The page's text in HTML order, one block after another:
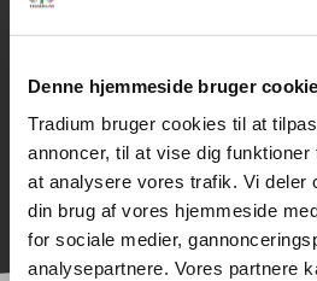
Denne hjemmeside bruger
Tradium bruger cookies til at
annoncer, til at vise dig
at analysere vores trafik. Vi deler
din brug af vores hjemmeside
for sociale medier,
analysepartnere. Vores partnere
SØG